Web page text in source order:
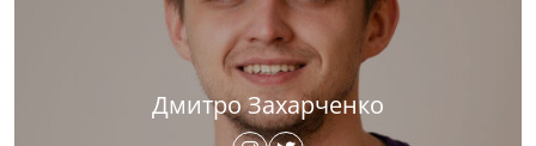
Дмитро Захарченко